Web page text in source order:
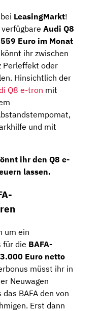
LeasingMarkt!
Audi Q8
559 Euro im Monat
ihr zwischen
Perleffekt oder
Hinsichtlich der
Q8 e-tron mit
und mit
ihr den Q8 e-
lassen.
um ein
für die BAFA-
3.000 Euro netto
müsst ihr in
Neuwagen
BAFA den von
Erst dann